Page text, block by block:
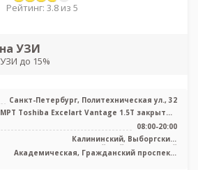
Рейтинг: 3.8 из 5
УЗИ
до 15%
Санкт-Петербург, Политехническая ул., 32
МРТ Toshiba Excelart Vantage 1.5T закрытый
тип, КТ Toshiba Aquilion 32 ...
08:00-20:00
Калининский, Выборгский,
Красногвардейский, Приморский
Академическая, Гражданский проспект,